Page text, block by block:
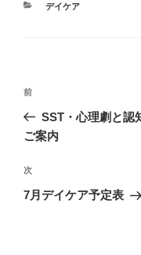
カ
デイケア
投
ナ
ゲ
ー
前
の
投
前
SST・心理劇と
ご案内
次
の
次
7月デイケア予定表